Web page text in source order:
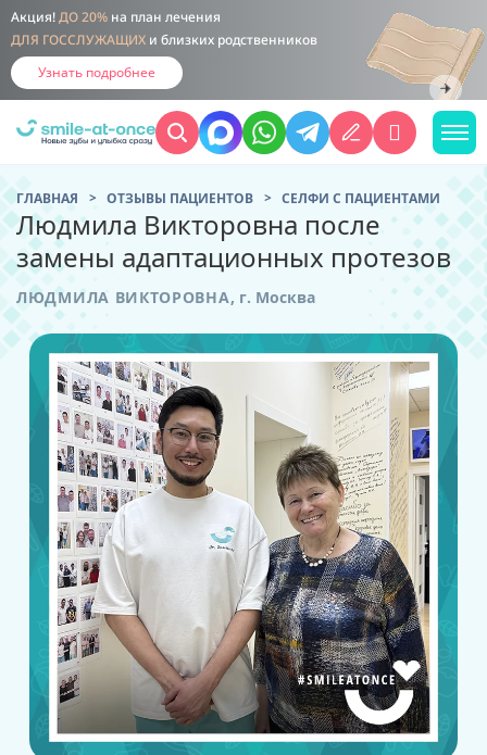
Акция! ДО 20% на план лечения
ДЛЯ ГОССЛУЖАЩИХ и близких родственников
Узнать подробнее
ГЛАВНАЯ ОТЗЫВЫ ПАЦИЕНТОВ CЕЛФИ С ПАЦИЕНТАМИ
Людмила Викторовна после
замены адаптационных протезов
ЛЮДМИЛА ВИКТОРОВНА, г. Москва